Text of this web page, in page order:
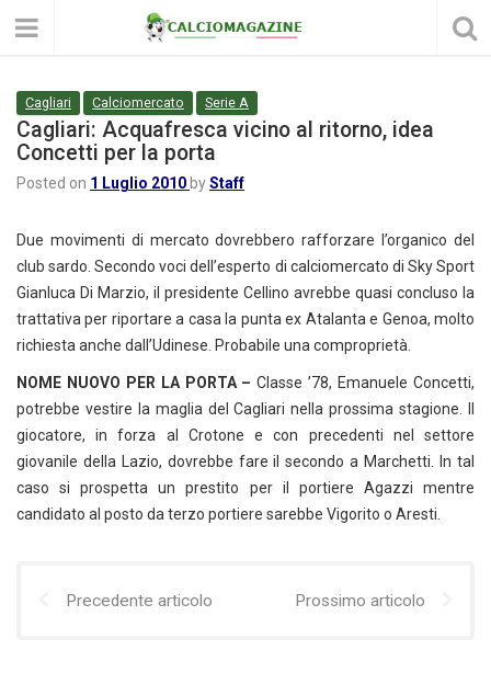
Cagliari Calciomercato Serie A
Cagliari: Acquafresca vicino al ritorno, idea
Concetti per la porta
Posted on 1 Luglio 2010 byStaff
Due movimenti di mercato dovrebbero rafforzare l’organico del
club sardo. Secondo voci dell’esperto di calciomercato di Sky Sport
Gianluca Di Marzio, il presidente Cellino avrebbe quasi concluso la
trattativa per riportare a casa la punta ex Atalanta e Genoa, molto
richiesta anche dall’Udinese. Probabile una comproprietà.
NOME NUOVO PER LA PORTA –Classe ’78, Emanuele Concetti,
potrebbe vestire la maglia del Cagliari nella prossima stagione. Il
giocatore, in forza al Crotone e con precedenti nel settore
giovanile della Lazio, dovrebbe fare il secondo a Marchetti. In tal
caso si prospetta un prestito per il portiere Agazzi mentre
candidato al posto da terzo portiere sarebbe Vigorito o Aresti.
Precedente articolo Prossimo articolo